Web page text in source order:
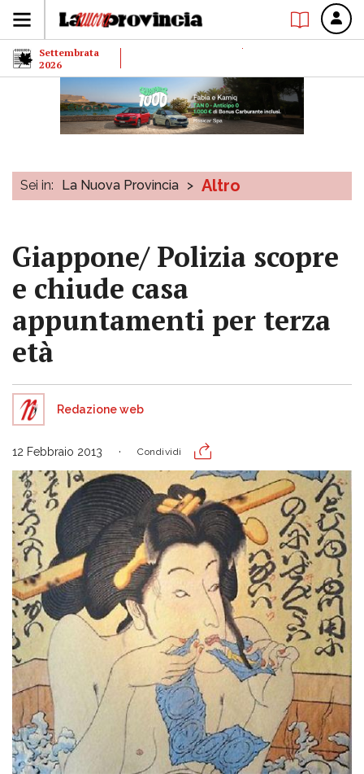
Settembrata
2026
Sei in: La Nuova Provincia > Altro
Giappone/ Polizia scopre
e chiude casa
appuntamenti per terza
età
Redazione web
12 Febbraio 2013 Condividi